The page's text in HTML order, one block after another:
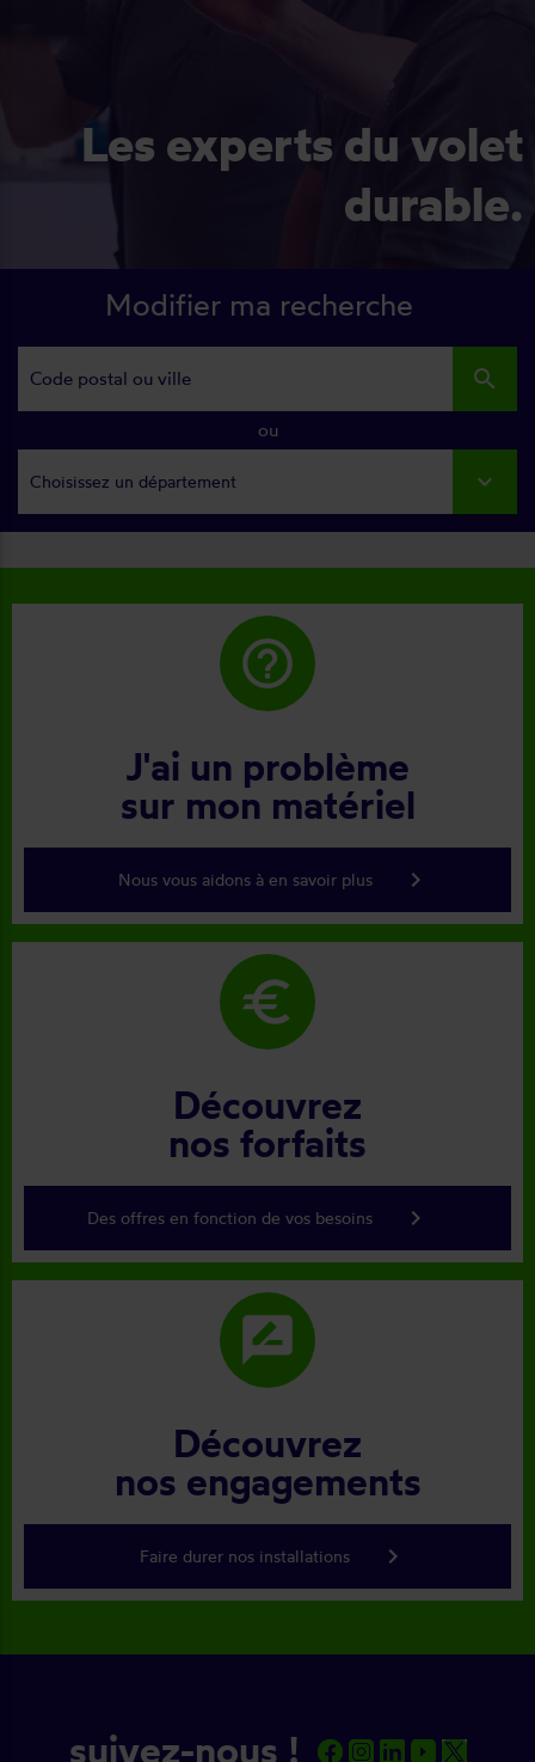
Les experts du volet
durable.
Modifier ma recherche
search
ou
Choisissez un département
help_outline
J'ai un problème
sur mon matériel
Nous vous aidons à en savoir plus keyboard_arrow_right
euro
Découvrez
nos forfaits
Des offres en fonction de vos besoins keyboard_arrow_right
rate_review
Découvrez
nos engagements
Faire durer nos installations keyboard_arrow_right
suivez-nous !